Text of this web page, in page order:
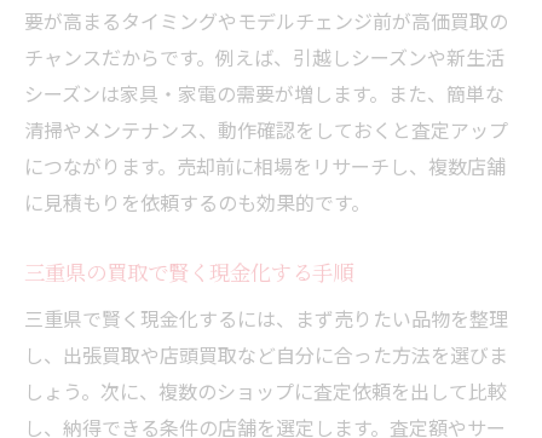
三重県で注目されるリサイクル買取の魅力
リサイクルと買取で持続可能な整理を実現
買取を通じた満足の現金化体験とは
買取サービス利用者の体験談と感想を紹介
家具家電の現金化で得られる満足感とは
迅速な現金化を実現する買取の流れ
三重県買取サービスの利用価値を実感する
瞬間
買取を通じてスムーズな生活整理を体験
要が高まるタイミングやモデルチェンジ前が高価買取の
チャンスだからです。例えば、引越しシーズンや新生活
シーズンは家具・家電の需要が増します。また、簡単な
清掃やメンテナンス、動作確認をしておくと査定アップ
につながります。売却前に相場をリサーチし、複数店舗
に見積もりを依頼するのも効果的です。
三重県の買取で賢く現金化する手順
三重県で賢く現金化するには、まず売りたい品物を整理
し、出張買取や店頭買取など自分に合った方法を選びま
しょう。次に、複数のショップに査定依頼を出して比較
し、納得できる条件の店舗を選定します。査定額やサー